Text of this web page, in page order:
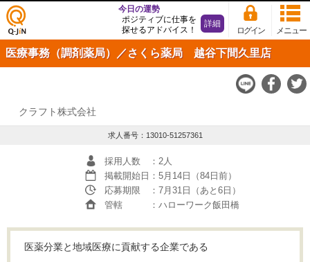
仕事
探し
の求
Q-JiN
メニュー
ログイン
今日の運勢
ポジティブに仕事を
探せるアドバイス！
詳細
医療事務（調剤薬局）／さくら薬局 越谷下間久里店
クラフト株式会社
求人番号：13010-51257361
採用人数
：2人
掲載開始日 ：5月14日（84日前）
応募期限
：7月31日（あと6日）
管轄
：ハローワーク飯田橋
医薬分業と地域医療に貢献する企業である